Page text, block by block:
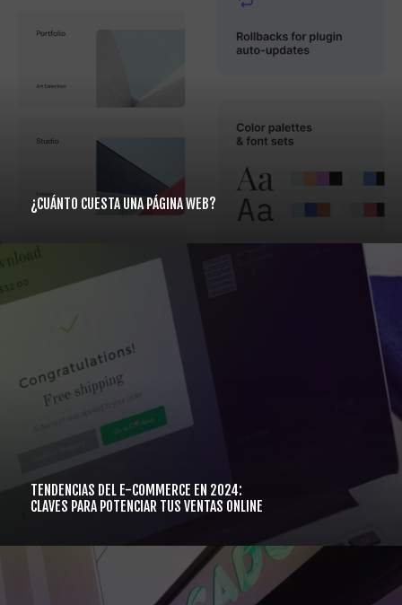
¿CUÁNTO CUESTA UNA PÁGINA WEB?
TENDENCIAS DEL E-COMMERCE EN 2024:
CLAVES PARA POTENCIAR TUS VENTAS ONLINE